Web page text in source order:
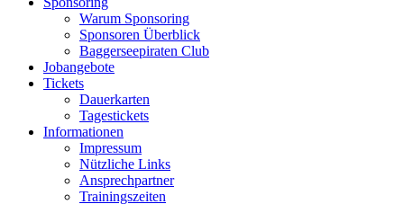
Warum Sponsoring
Sponsoren Überblick
Baggerseepiraten Club
Jobangebote
Tickets
Dauerkarten
Tagestickets
Informationen
Impressum
Nützliche Links
Ansprechpartner
Trainingszeiten